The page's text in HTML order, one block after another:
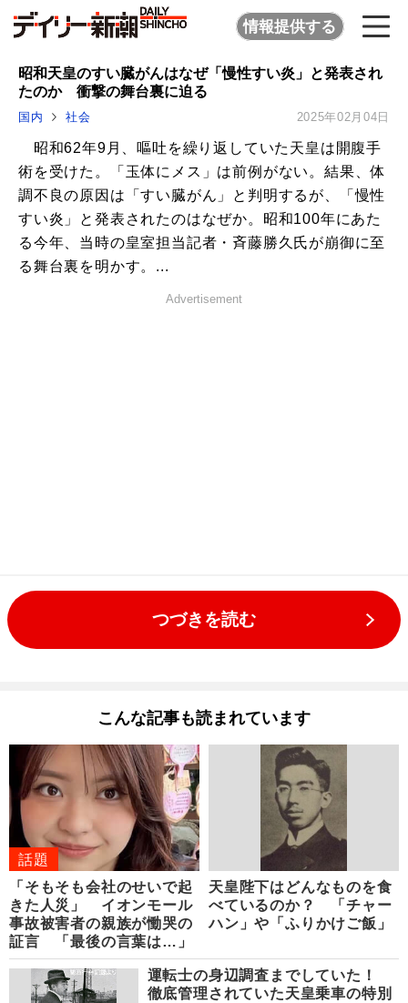
情報提供する
昭和天皇のすい臓がんはなぜ「慢性すい炎」と発表され
たのか 衝撃の舞台裏に迫る
国内 社会 2025年02月04日
昭和62年9月、嘔吐を繰り返していた天皇は開腹手
術を受けた。「玉体にメス」は前例がない。結果、体
調不良の原因は「すい臓がん」と判明するが、「慢性
すい炎」と発表されたのはなぜか。昭和100年にあた
る今年、当時の皇室担当記者・斉藤勝久氏が崩御に至
る舞台裏を明かす。...
Advertisement
つづきを読む
こんな記事も読まれています
話題
「そもそも会社のせいで起
きた人災」 イオンモール
事故被害者の親族が慟哭の
証言 「最後の言葉は…」
天皇陛下はどんなものを食
べているのか？ 「チャー
ハン」や「ふりかけご飯」
運転士の身辺調査までしていた！
徹底管理されていた天皇乗車の特別